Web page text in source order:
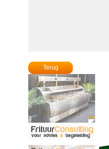
Terug